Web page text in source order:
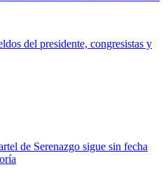
del presidente, congresistas y